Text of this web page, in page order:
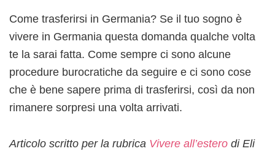
Come trasferirsi in Germania? Se il tuo sogno è
vivere in Germania questa domanda qualche volta
te la sarai fatta. Come sempre ci sono alcune
procedure burocratiche da seguire e ci sono cose
che è bene sapere prima di trasferirsi, così da non
rimanere sorpresi una volta arrivati.
Articolo scritto per la rubrica Vivere all’estero di Eli